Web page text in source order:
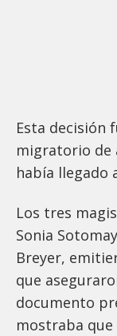
Esta decisión
migratorio de
había llegado
Los tres
Sonia
Breyer,
que
documento
mostraba que